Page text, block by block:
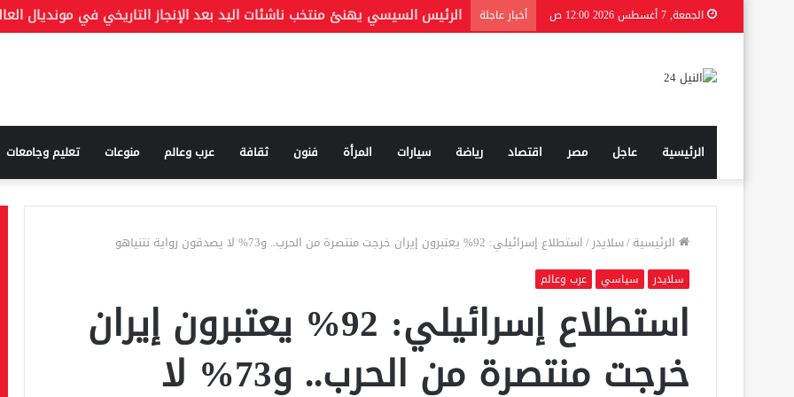
الجمعة, 7 أغسطس 2026 12:00 ص أخبار عاجلة
الرئيسية عاجل مصر اقتصاد رياضة سيارات المرأة فنون ثقافة عرب وعالم منوعات تعليم وجامعات
الرئيسية/سلايدر/استطلاع إسرائيلي: 92% يعتبرون إيران خرجت منتصرة من الحرب.. و73% لا يصدقون رواية نتنياهو
سلايدر سياسي عرب وعالم
استطلاع إسرائيلي: 92% يعتبرون إيران
خرجت منتصرة من الحرب.. و73% لا